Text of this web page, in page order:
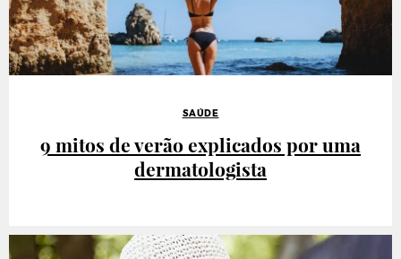
SAÚDE
9 mitos de verão explicados por uma
dermatologista